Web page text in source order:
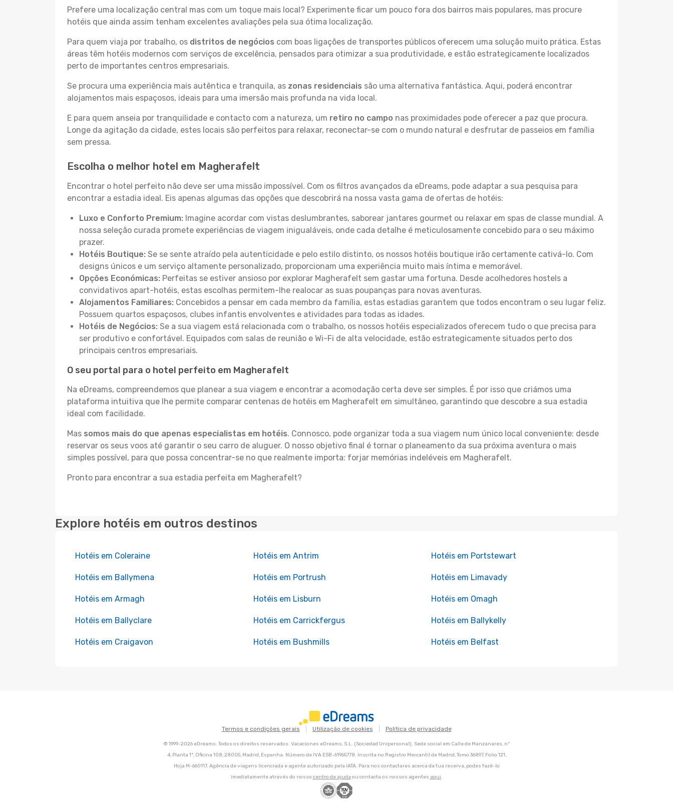
Prefere uma localização central mas com um toque mais local? Experimente ficar um pouco fora dos bairros mais populares, mas procure
hotéis que ainda assim tenham excelentes avaliações pela sua ótima localização.
Para quem viaja por trabalho, os distritos de negócios com boas ligações de transportes públicos oferecem uma solução muito prática. Estas
áreas têm hotéis modernos com serviços de excelência, pensados para otimizar a sua produtividade, e estão estrategicamente localizados
perto de importantes centros empresariais.
Se procura uma experiência mais autêntica e tranquila, as zonas residenciais são uma alternativa fantástica. Aqui, poderá encontrar
alojamentos mais espaçosos, ideais para uma imersão mais profunda na vida local.
E para quem anseia por tranquilidade e contacto com a natureza, um retiro no campo nas proximidades pode oferecer a paz que procura.
Longe da agitação da cidade, estes locais são perfeitos para relaxar, reconectar-se com o mundo natural e desfrutar de passeios em família
sem pressa.
Escolha o melhor hotel em Magherafelt
Encontrar o hotel perfeito não deve ser uma missão impossível. Com os filtros avançados da eDreams, pode adaptar a sua pesquisa para
encontrar a estadia ideal. Eis apenas algumas das opções que descobrirá na nossa vasta gama de ofertas de hotéis:
Luxo e Conforto Premium: Imagine acordar com vistas deslumbrantes, saborear jantares gourmet ou relaxar em spas de classe mundial. A
nossa seleção curada promete experiências de viagem inigualáveis, onde cada detalhe é meticulosamente concebido para o seu máximo
prazer.
Hotéis Boutique: Se se sente atraído pela autenticidade e pelo estilo distinto, os nossos hotéis boutique irão certamente cativá-lo. Com
designs únicos e um serviço altamente personalizado, proporcionam uma experiência muito mais íntima e memorável.
Opções Económicas: Perfeitas se estiver ansioso por explorar Magherafelt sem gastar uma fortuna. Desde acolhedores hostels a
convidativos apart-hotéis, estas escolhas permitem-lhe realocar as suas poupanças para novas aventuras.
Alojamentos Familiares: Concebidos a pensar em cada membro da família, estas estadias garantem que todos encontram o seu lugar feliz.
Possuem quartos espaçosos, clubes infantis envolventes e atividades para todas as idades.
Hotéis de Negócios: Se a sua viagem está relacionada com o trabalho, os nossos hotéis especializados oferecem tudo o que precisa para
ser produtivo e confortável. Equipados com salas de reunião e Wi-Fi de alta velocidade, estão estrategicamente situados perto dos
principais centros empresariais.
O seu portal para o hotel perfeito em Magherafelt
Na eDreams, compreendemos que planear a sua viagem e encontrar a acomodação certa deve ser simples. É por isso que criámos uma
plataforma intuitiva que lhe permite comparar centenas de hotéis em Magherafelt em simultâneo, garantindo que descobre a sua estadia
ideal com facilidade.
Mas somos mais do que apenas especialistas em hotéis. Connosco, pode organizar toda a sua viagem num único local conveniente: desde
reservar os seus voos até garantir o seu carro de aluguer. O nosso objetivo final é tornar o planeamento da sua próxima aventura o mais
simples possível, para que possa concentrar-se no que realmente importa: forjar memórias indeléveis em Magherafelt.
Pronto para encontrar a sua estadia perfeita em Magherafelt?
Explore hotéis em outros destinos
Hotéis em Coleraine Hotéis em Antrim Hotéis em Portstewart
Hotéis em Ballymena Hotéis em Portrush Hotéis em Limavady
Hotéis em Armagh Hotéis em Lisburn Hotéis em Omagh
Hotéis em Ballyclare Hotéis em Carrickfergus Hotéis em Ballykelly
Hotéis em Craigavon Hotéis em Bushmills Hotéis em Belfast
Termos e condições gerais Utilização de cookies Política de privacidade
© 1999-2026 eDreams. Todos os direitos reservados. Vacaciones eDreams, S.L. (Sociedad Unipersonal). Sede social em Calle de Manzanares, nº
4, Planta 1ª, Oficina 108, 28005, Madrid, Espanha. Número de IVA ESB-61965778. Inscrita no Registro Mercantil de Madrid, Tomo 36897, Folio 121,
Hoja M-660117. Agência de viagens licenciada e agente autorizado pela IATA. Para nos contactares acerca da tua reserva, podes fazê-lo
imediatamente através do nosso centro de ajuda ou contacta os nossos agentes aqui.